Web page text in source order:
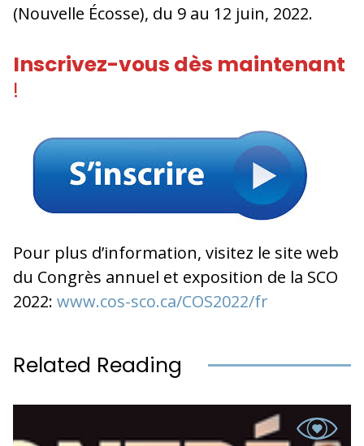
(Nouvelle Écosse), du 9 au 12 juin, 2022.
Inscrivez-vous dès maintenant
!
Pour plus d’information, visitez le site web
du Congrès annuel et exposition de la SCO
2022: www.cos-sco.ca/COS2022/fr
Related Reading